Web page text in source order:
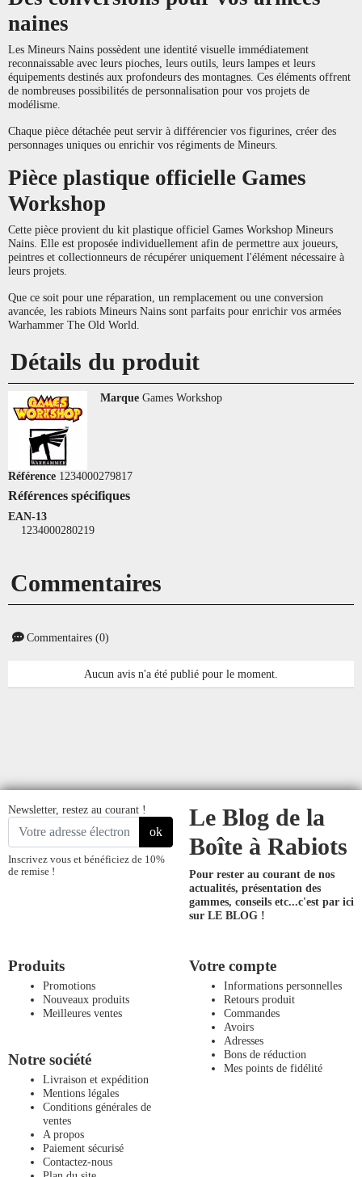
naines
Les Mineurs Nains possèdent une identité visuelle immédiatement
reconnaissable avec leurs pioches, leurs outils, leurs lampes et leurs
équipements destinés aux profondeurs des montagnes. Ces éléments offrent
de nombreuses possibilités de personnalisation pour vos projets de
modélisme.
Chaque pièce détachée peut servir à différencier vos figurines, créer des
personnages uniques ou enrichir vos régiments de Mineurs.
Pièce plastique officielle Games
Workshop
Cette pièce provient du kit plastique officiel Games Workshop Mineurs
Nains. Elle est proposée individuellement afin de permettre aux joueurs,
peintres et collectionneurs de récupérer uniquement l'élément nécessaire à
leurs projets.
Que ce soit pour une réparation, un remplacement ou une conversion
avancée, les rabiots Mineurs Nains sont parfaits pour enrichir vos armées
Warhammer The Old World.
Détails du produit
Marque Games Workshop
Référence 1234000279817
Références spécifiques
EAN-13
1234000280219
Commentaires
Commentaires (0)
Aucun avis n'a été publié pour le moment.
Newsletter, restez au courant !
ok
Inscrivez vous et bénéficiez de 10%
de remise !
Le Blog de la
Boîte à Rabiots
Pour rester au courant de nos
actualités, présentation des
gammes, conseils etc...c'est par ici
sur LE BLOG !
Produits
Promotions
Nouveaux produits
Meilleures ventes
Notre société
Livraison et expédition
Mentions légales
Conditions générales de
ventes
A propos
Paiement sécurisé
Contactez-nous
Votre compte
Informations personnelles
Retours produit
Commandes
Avoirs
Adresses
Bons de réduction
Mes points de fidélité